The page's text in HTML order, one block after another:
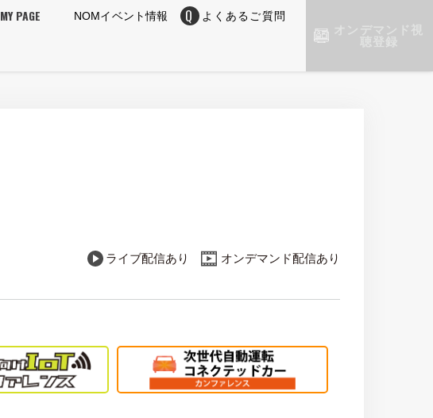
MY PAGE NOMイベント情報 よくあるご質問
ライブ配信あり オンデマンド配信あり